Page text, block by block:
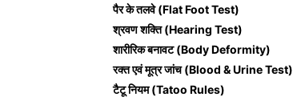
पैर के तलवे (Flat Foot Test)
श्रवण शक्ति (Hearing Test)
शारीरिक बनावट (Body Deformity)
रक्त एवं मूत्र जांच (Blood & Urine Test)
टैटू नियम (Tatoo Rules)